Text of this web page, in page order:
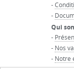
-
-
Qui
-
- Nos
- Notre